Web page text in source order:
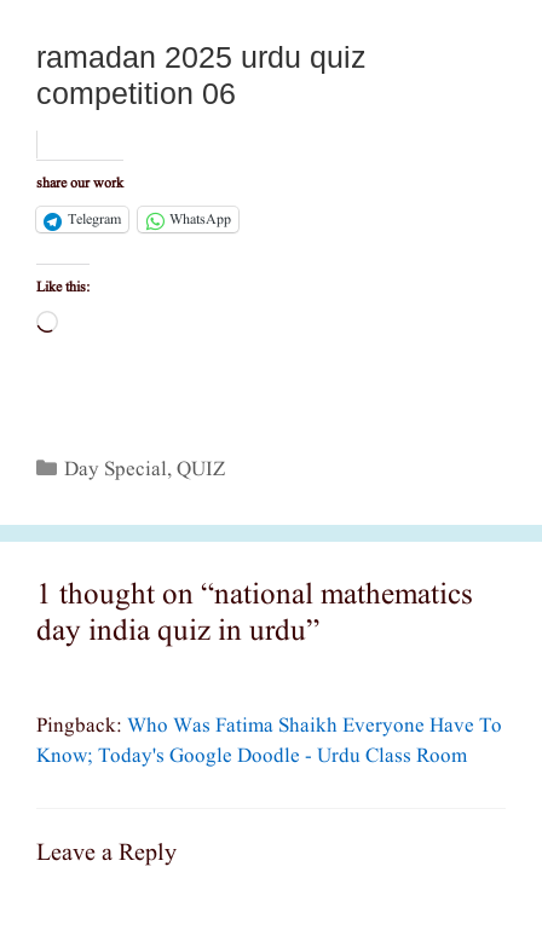
ramadan 2025 urdu quiz
competition 06
share our work
Telegram
WhatsApp
Like this:
Loading…
Categories
Day Special,QUIZ
1 thought on “national mathematics
day india quiz in urdu”
Pingback: Who Was Fatima Shaikh Everyone Have To
Know; Today's Google Doodle - Urdu Class Room
Leave a Reply